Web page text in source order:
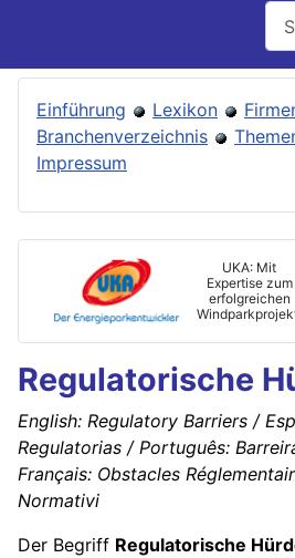
Einführung Lexikon
Branchenverzeichnis
Impressum
UKA: Mit
Expertise zum
erfolgreichen
Regulatorische
English: Regulatory Barriers /
Regulatorias / Português:
Français: Obstacles
Normativi
Der Begriff Regulatorische